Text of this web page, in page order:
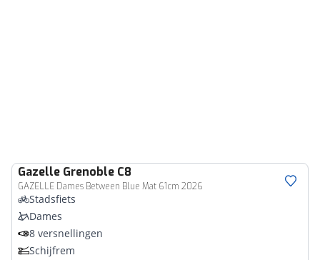
Gazelle Grenoble C8
GAZELLE Dames Between Blue Mat 61cm 2026
Stadsfiets
Dames
8 versnellingen
Schijfrem